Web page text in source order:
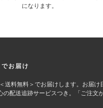
になります。
お届け
送料無料＞でお届けします。お届け
の配送追跡サービスつき。「ご注文